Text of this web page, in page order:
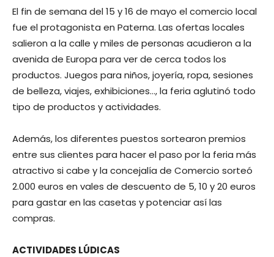
El fin de semana del 15 y 16 de mayo el comercio local
fue el protagonista en Paterna. Las ofertas locales
salieron a la calle y miles de personas acudieron a la
avenida de Europa para ver de cerca todos los
productos. Juegos para niños, joyería, ropa, sesiones
de belleza, viajes, exhibiciones…, la feria aglutinó todo
tipo de productos y actividades.
Además, los diferentes puestos sortearon premios
entre sus clientes para hacer el paso por la feria más
atractivo si cabe y la concejalía de Comercio sorteó
2.000 euros en vales de descuento de 5, 10 y 20 euros
para gastar en las casetas y potenciar así las
compras.
ACTIVIDADES LÚDICAS